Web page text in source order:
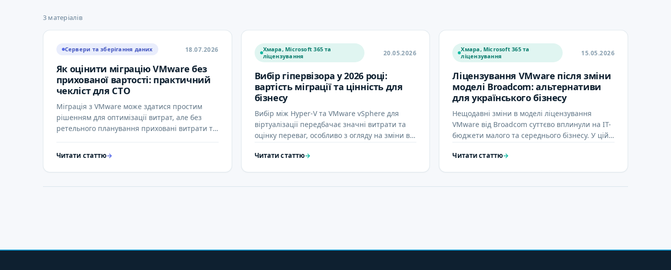
3 матеріалів
18.07.2026
Сервери та зберігання даних
Як оцінити міграцію VMware без
прихованої вартості: практичний
чекліст для CTO
Міграція з VMware може здатися простим
рішенням для оптимізації витрат, але без
ретельного планування приховані витрати та
Читати статтю→
20.05.2026
Хмара, Microsoft 365 та
ліцензування
Вибір гіпервізора у 2026 році:
вартість міграції та цінність для
бізнесу
Вибір між Hyper-V та VMware vSphere для
віртуалізації передбачає значні витрати та
оцінку переваг, особливо з огляду на зміни в
Читати статтю→
15.05.2026
Хмара, Microsoft 365 та
ліцензування
Ліцензування VMware після зміни
моделі Broadcom: альтернативи
для українського бізнесу
Нещодавні зміни в моделі ліцензування
VMware від Broadcom суттєво вплинули на IT-
бюджети малого та середнього бізнесу. У цій
Читати статтю→